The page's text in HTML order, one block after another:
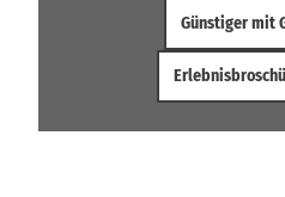
Günstiger mit